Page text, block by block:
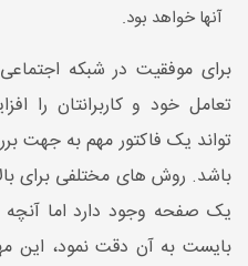
آنها خواهد بود.
برای موفقیت در شبکه اجتماعی
تعامل خود و کاربرانتان را
تواند یک فاکتور مهم به جهت
باشد. روش های مختلفی برای
یک صفحه وجود دارد اما
بایست به آن دقت نمود، این